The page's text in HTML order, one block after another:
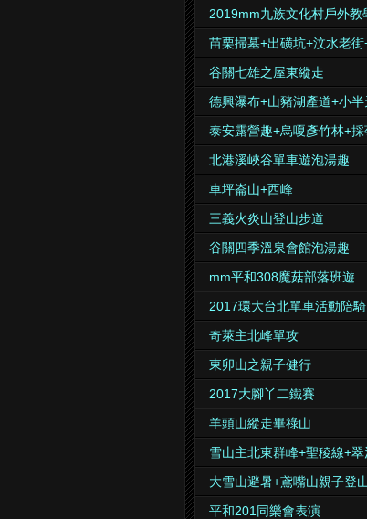
2019mm九族文化村戶外教
苗栗掃墓+出磺坑+汶水老
谷關七雄之屋東縱走
德興瀑布+山豬湖產道+小
泰安露營趣+烏嗄彥竹林+採
北港溪峽谷單車遊泡湯趣
車坪崙山+西峰
三義火炎山登山步道
谷關四季溫泉會館泡湯趣
mm平和308魔菇部落班遊
2017環大台北單車活動陪騎
奇萊主北峰單攻
東卯山之親子健行
2017大腳丫二鐵賽
羊頭山縱走畢祿山
雪山主北東群峰+聖稜線+翠
大雪山避暑+鳶嘴山親子登
平和201同樂會表演